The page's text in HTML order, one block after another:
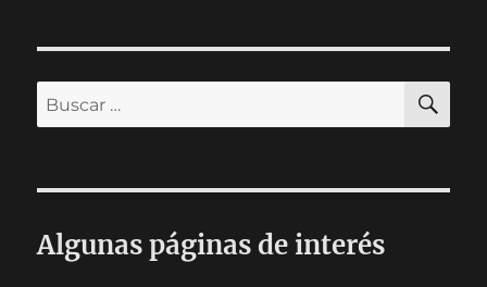
Buscar
por:
Algunas páginas de interés